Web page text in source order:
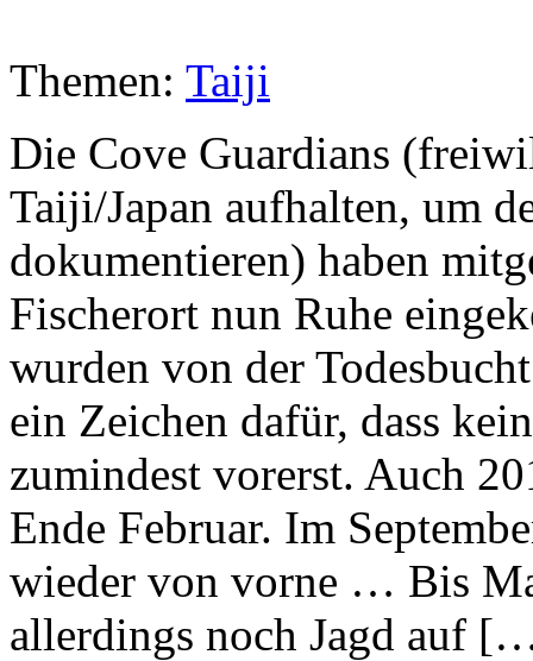
Themen: Taiji
Die Cove Guardians
Taiji/Japan aufhalten, um
dokumentieren) haben
Fischerort nun Ruhe
wurden von der
ein Zeichen dafür, dass
zumindest vorerst. Auch
Ende Februar. Im
wieder von vorne … Bis
allerdings noch Jagd auf